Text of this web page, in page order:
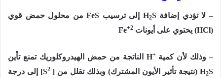
– لا تؤدي إضافة H2S إلى ترسيب FeSمن محلول حمض قوي
(HCl) يحتوي على أيونات Fe+2
– وذلك لأن كمية H+
الناتجة من حمض الهيدروكلوريك تمنع تأين
H2S (نتيجة تأثير الأيون المشترك) وبذلك تقلل من [S2-]
إلى درجة